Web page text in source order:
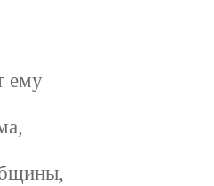
ему